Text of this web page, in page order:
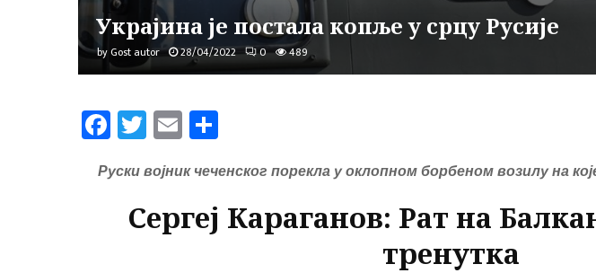
Украјина је постала копље у срцу Русије
byGost autor 28/04/2022 0 489
Fa
ce
b
ok
T
wi
tt
er
E
m
aile
Руски војник чеченског порекла у оклопном борбеном возилу на
Сергеј Караганов: Рат на
тренутка